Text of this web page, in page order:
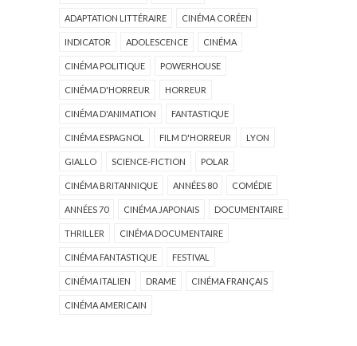
ADAPTATION LITTÉRAIRE CINÉMA CORÉEN
INDICATOR ADOLESCENCE CINÉMA
CINÉMA POLITIQUE POWERHOUSE
CINÉMA D'HORREUR HORREUR
CINÉMA D'ANIMATION FANTASTIQUE
CINÉMA ESPAGNOL FILM D'HORREUR LYON
GIALLO SCIENCE-FICTION POLAR
CINÉMA BRITANNIQUE ANNÉES 80 COMÉDIE
ANNÉES 70 CINÉMA JAPONAIS DOCUMENTAIRE
THRILLER CINÉMA DOCUMENTAIRE
CINÉMA FANTASTIQUE FESTIVAL
CINÉMA ITALIEN DRAME CINÉMA FRANÇAIS
CINÉMA AMERICAIN